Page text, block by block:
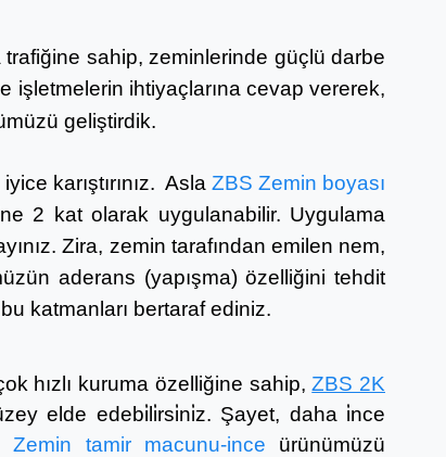
trafiğine sahip, zeminlerinde güçlü darbe
işletmelerin ihtiyaçlarına cevap vererek,
geliştirdik.
karıştırınız. Asla ZBS Zemin boyası
2 kat olarak uygulanabilir. Uygulama
Zira, zemin tarafından emilen nem,
aderans (yapışma) özelliğini tehdit
katmanları bertaraf ediniz.
hızlı kuruma özelliğine sahip, ZBS 2K
elde edebi̇li̇rsi̇ni̇z. Şayet, daha i̇nce
Zemin tamir macunu-ince
ürünümüzü